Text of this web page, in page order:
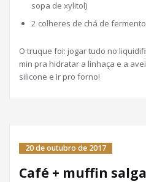
sopa de xylitol)
2 colheres de chá de fermento
O truque foi: jogar tudo no
min pra hidratar a linhaça e a
silicone e ir pro forno!
20 de outubro de 2017
Café + muffin